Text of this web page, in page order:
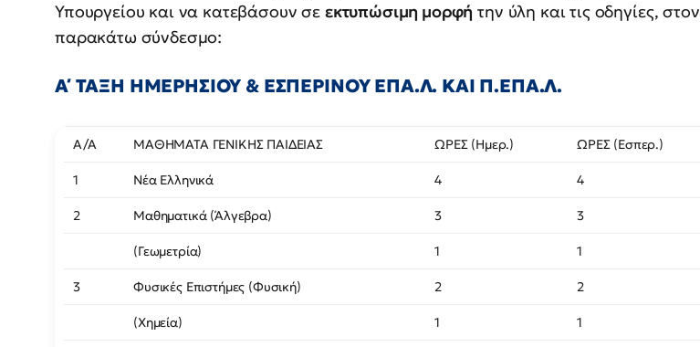
Υπουργείου και να κατεβάσουν σε εκτυπώσιμη μορφή την ύλη και τις οδηγίες, στον
παρακάτω σύνδεσμο:
Α΄ ΤΑΞΗ ΗΜΕΡΗΣΙΟΥ & ΕΣΠΕΡΙΝΟΥ ΕΠΑ.Λ. ΚΑΙ Π.ΕΠΑ.Λ.
Α/Α ΜΑΘΗΜΑΤΑ ΓΕΝΙΚΗΣ ΠΑΙΔΕΙΑΣ ΩΡΕΣ (Ημερ.) ΩΡΕΣ (Εσπερ.)
1 Νέα Ελληνικά 4 4
2 Μαθηματικά (Άλγεβρα) 3 3
(Γεωμετρία) 1 1
3 Φυσικές Επιστήμες (Φυσική) 2 2
(Χημεία) 1 1